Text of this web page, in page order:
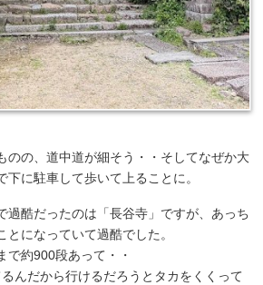
のの、道中道が細そう・・そしてなぜか大
下に駐車して歩いて上ることに。
過酷だったのは「長谷寺」ですが、あっち
とになっていて過酷でした。
で約900段あって・・
んだから行けるだろうとタカをくくって